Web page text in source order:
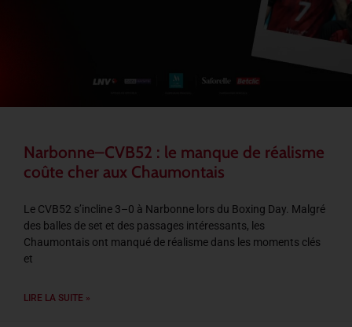
Narbonne–CVB52 : le manque de réalisme
coûte cher aux Chaumontais
Le CVB52 s’incline 3–0 à Narbonne lors du Boxing Day. Malgré
des balles de set et des passages intéressants, les
Chaumontais ont manqué de réalisme dans les moments clés
et
LIRE LA SUITE »